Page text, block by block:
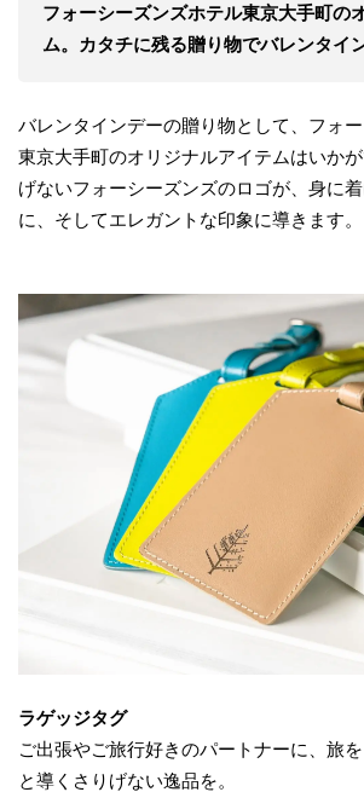
フォーシーズンズホテル東京大手町の
ム。カタチに残る贈り物でバレンタイ
バレンタインデーの贈り物として、フォ
東京大手町のオリジナルアイテムはいか
げないフォーシーズンズのロゴが、身に
に、そしてエレガントな印象に導きます。
ラゲッジタグ
ご出張やご旅行好きのパートナーに、旅
と導くさりげない逸品を。